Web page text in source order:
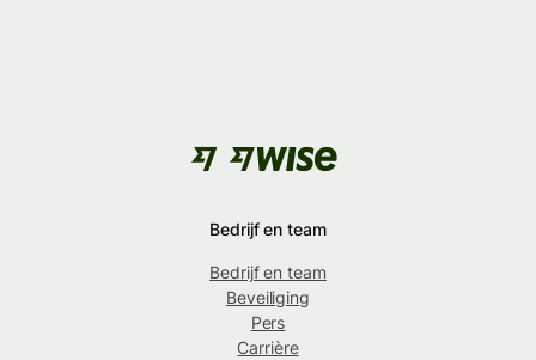
Bedrijf en team
Bedrijf en team
Beveiliging
Pers
Carrière